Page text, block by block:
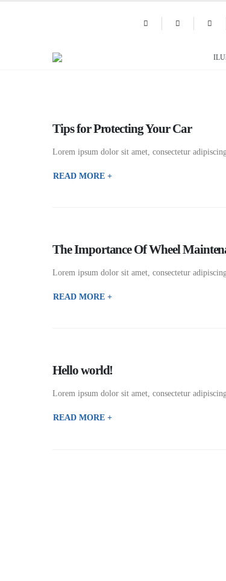
Tips for Protecting Your Car
Lorem ipsum dolor sit amet, consectetur
READ MORE +
The Importance Of Wheel
Lorem ipsum dolor sit amet, consectetur
READ MORE +
Hello world!
Lorem ipsum dolor sit amet, consectetur
READ MORE +